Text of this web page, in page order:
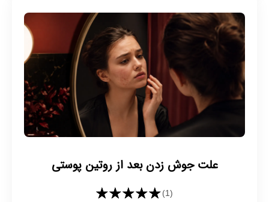
علت جوش زدن بعد از روتین پوستی
★★★★★(1)